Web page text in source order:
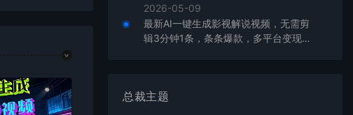
2026-05-09
最新AI一键生成影视解说视频，无需剪
辑3分钟1条，条条爆款，多平台变现日
总裁主题